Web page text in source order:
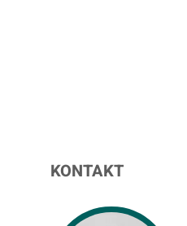
KONTAKT